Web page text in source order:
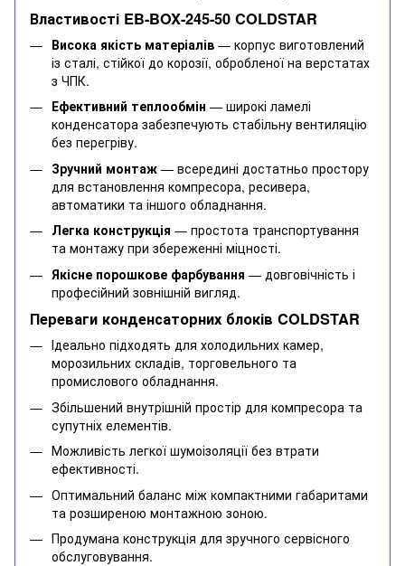
Властивості EB-BOX-245-50 COLDSTAR
Висока якість матеріалів — корпус виготовлений
із сталі, стійкої до корозії, обробленої на верстатах
з ЧПК.
Ефективний теплообмін — широкі ламелі
конденсатора забезпечують стабільну вентиляцію
без перегріву.
Зручний монтаж — всередині достатньо простору
для встановлення компресора, ресивера,
автоматики та іншого обладнання.
Легка конструкція — простота транспортування
та монтажу при збереженні міцності.
Якісне порошкове фарбування — довговічність і
професійний зовнішній вигляд.
Переваги конденсаторних блоків COLDSTAR
Ідеально підходять для холодильних камер,
морозильних складів, торговельного та
промислового обладнання.
Збільшений внутрішній простір для компресора та
супутніх елементів.
Можливість легкої шумоізоляції без втрати
ефективності.
Оптимальний баланс між компактними габаритами
та розширеною монтажною зоною.
Продумана конструкція для зручного сервісного
обслуговування.